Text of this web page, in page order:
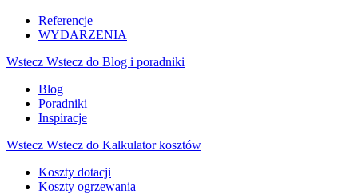
Referencje
WYDARZENIA
Wstecz Wstecz do Blog i poradniki
Blog
Poradniki
Inspiracje
Wstecz Wstecz do Kalkulator kosztów
Koszty dotacji
Koszty ogrzewania